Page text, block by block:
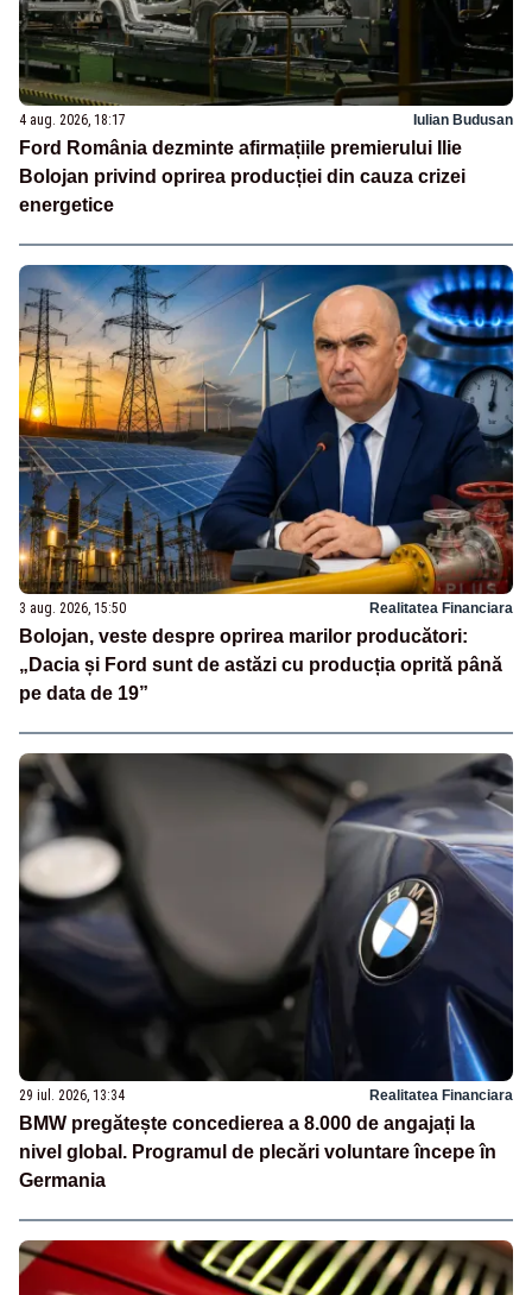
4 aug. 2026, 18:17 Iulian Budusan
Ford România dezminte afirmațiile premierului Ilie
Bolojan privind oprirea producției din cauza crizei
energetice
3 aug. 2026, 15:50 Realitatea Financiara
Bolojan, veste despre oprirea marilor producători:
„Dacia și Ford sunt de astăzi cu producția oprită până
pe data de 19”
29 iul. 2026, 13:34 Realitatea Financiara
BMW pregătește concedierea a 8.000 de angajați la
nivel global. Programul de plecări voluntare începe în
Germania